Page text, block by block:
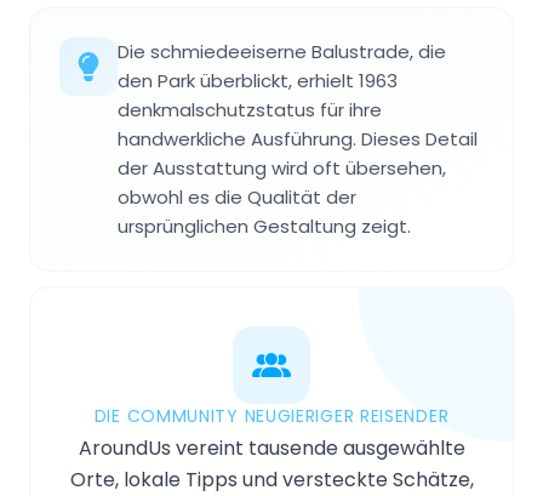
Die schmiedeeiserne Balustrade, die
den Park überblickt, erhielt 1963
denkmalschutzstatus für ihre
handwerkliche Ausführung. Dieses Detail
der Ausstattung wird oft übersehen,
obwohl es die Qualität der
ursprünglichen Gestaltung zeigt.
DIE COMMUNITY NEUGIERIGER REISENDER
AroundUs vereint tausende ausgewählte
Orte, lokale Tipps und versteckte Schätze,